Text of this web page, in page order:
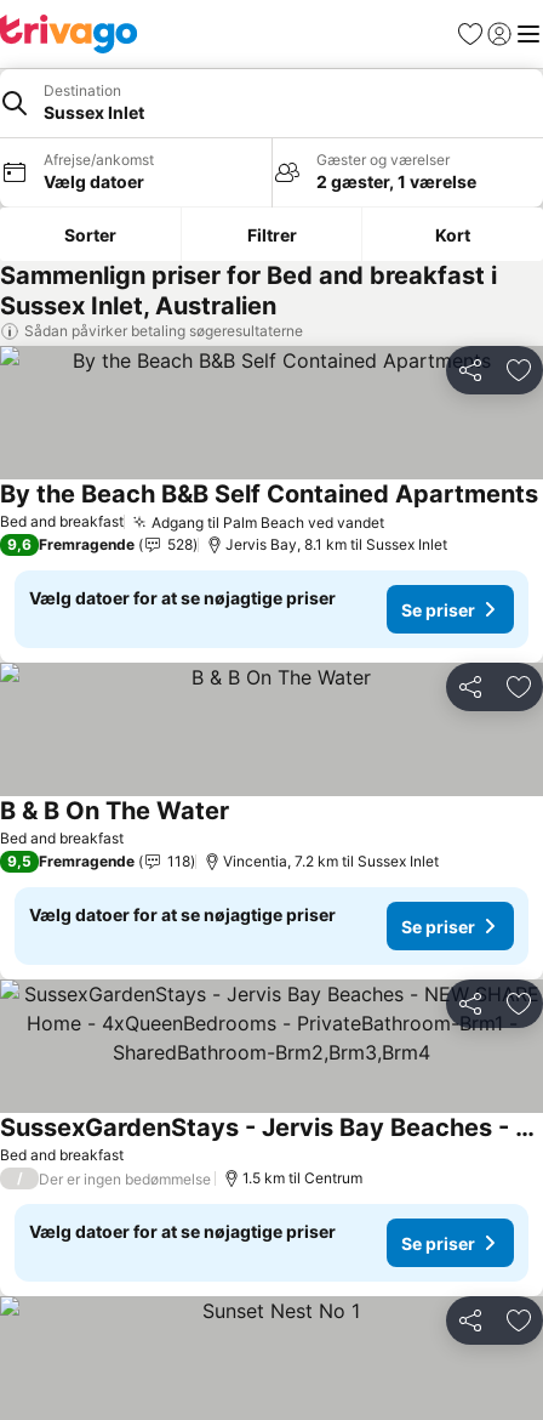
Favoritter
Log ind
Destination
Sussex Inlet
Afrejse/ankomst
Vælg datoer
Gæster og værelser
2 gæster, 1 værelse
Sorter Filtrer Kort
Sammenlign priser for Bed and breakfast i
Sussex Inlet, Australien
Sådan påvirker betaling søgeresultaterne
Del
Bed and breakfast Adgang til Palm Beach ved vandet
By the Beach B&B Self Contained Apartments
9,6 Fremragende 528 Jervis Bay, 8.1 km til Sussex Inlet
Vælg datoer for at se nøjagtige priser
Se priser
Del
Bed and breakfast
B & B On The Water
9,5 Fremragende 118 Vincentia, 7.2 km til Sussex Inlet
Vælg datoer for at se nøjagtige priser
Se priser
Del
Bed and breakfast
SussexGardenStays - Jervis Bay Beaches - NEW SHARE Home - 4xQueenBedrooms - PrivateBathroom-Brm1 - SharedBathroom-Brm2,Brm3,Brm4
/ Der er ingen bedømmelse 1.5 km til Centrum
Vælg datoer for at se nøjagtige priser
Se priser
Del